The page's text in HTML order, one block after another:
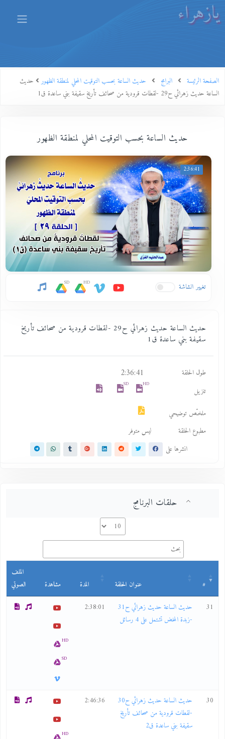
يازهراء
الصفحة الرئيسة البرامج حديث الساعة بحسب التوقيت المحلي لمنطقة الظهور
حديث
الساعة حديث زهرائي ح29 -لقطات قرودية من صحائف تأريخ سقيفة بني ساعدة ق1
حديث الساعة بحسب التوقيت المحلي لمنطقة الظهور
2:36:41
تغيير الشاشة HD
SD
حديث الساعة حديث زهرائي ح29 -لقطات قرودية من صحائف تأريخ
سقيفة بني ساعدة ق1
طول الحلقة 2:36:41
تنزيل
HD
SD
ملخـّص توضيحي
مطبوع الحلقة
ليس متوفر
انشرها على
حلقات البرنامج
عنوان الحلقة المدة مشاهدة
الملف
الصوتي
31
حديث الساعة حديث زهرائي ح31
-زبدة المخض تشتمل على 4 رسائل
2:38:01
HD
SD
30
حديث الساعة حديث زهرائي ح30
-لقطات قرودية من صحائف تأريخ
سقيفة بني ساعدة ق2
2:46:36
HD